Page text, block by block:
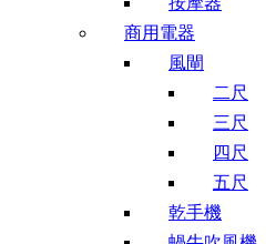
商用電器
風閘
二尺
三尺
四尺
五尺
乾手機